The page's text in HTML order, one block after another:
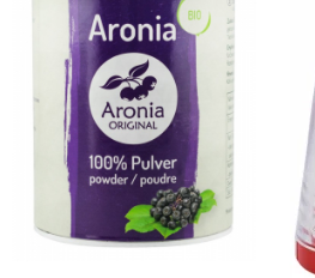
Masline
Leguminoase si seminte
Fermenti si gelifianti
Produse din soia
Sare si inlocuitori
Produse care inlocuiesc carnea
Unt, alternativa unt
Paine bio